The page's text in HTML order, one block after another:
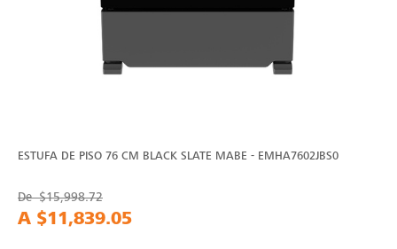
ESTUFA DE PISO 76 CM BLACK SLATE MABE - EMHA7602JBS0
De$15,998.72
A $11,839.05